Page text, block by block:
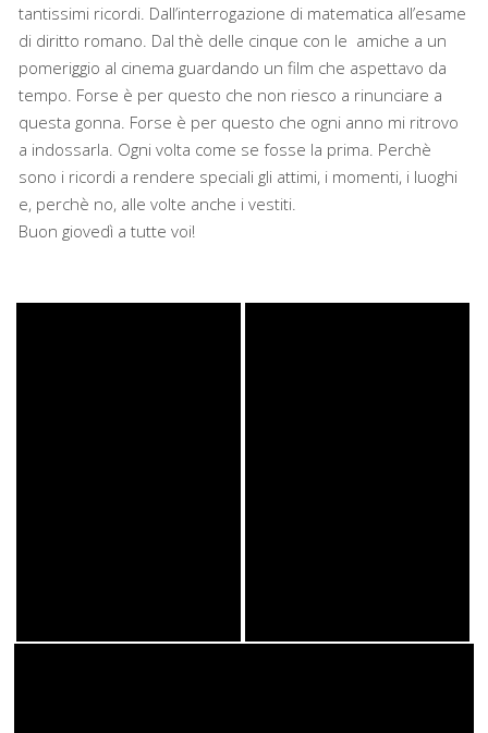
tantissimi ricordi. Dall’interrogazione di matematica all’esame
di diritto romano. Dal thè delle cinque con le amiche a un
pomeriggio al cinema guardando un film che aspettavo da
tempo. Forse è per questo che non riesco a rinunciare a
questa gonna. Forse è per questo che ogni anno mi ritrovo
a indossarla. Ogni volta come se fosse la prima. Perchè
sono i ricordi a rendere speciali gli attimi, i momenti, i luoghi
e, perchè no, alle volte anche i vestiti.
Buon giovedì a tutte voi!